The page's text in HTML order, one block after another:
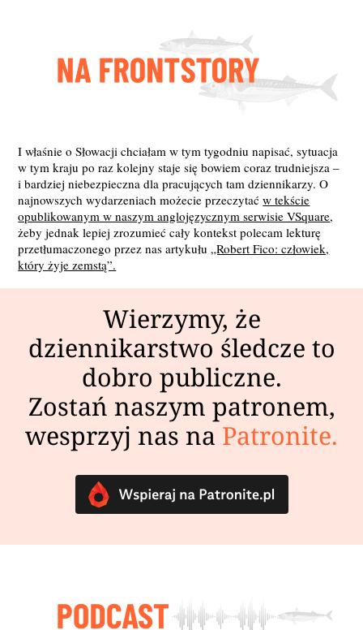
I właśnie o Słowacji chciałam w tym tygodniu napisać, sytuacja
w tym kraju po raz kolejny staje się bowiem coraz trudniejsza –
i bardziej niebezpieczna dla pracujących tam dziennikarzy. O
najnowszych wydarzeniach możecie przeczytaćw tekście
opublikowanym w naszym anglojęzycznym serwisie VSquare,
żeby jednak lepiej zrozumieć cały kontekst polecam lekturę
przetłumaczonego przez nas artykułu „Robert Fico: człowiek,
który żyje zemstą”.
Wierzymy, że
dziennikarstwo śledcze to
dobro publiczne.
Zostań naszym patronem,
wesprzyj nas na Patronite.